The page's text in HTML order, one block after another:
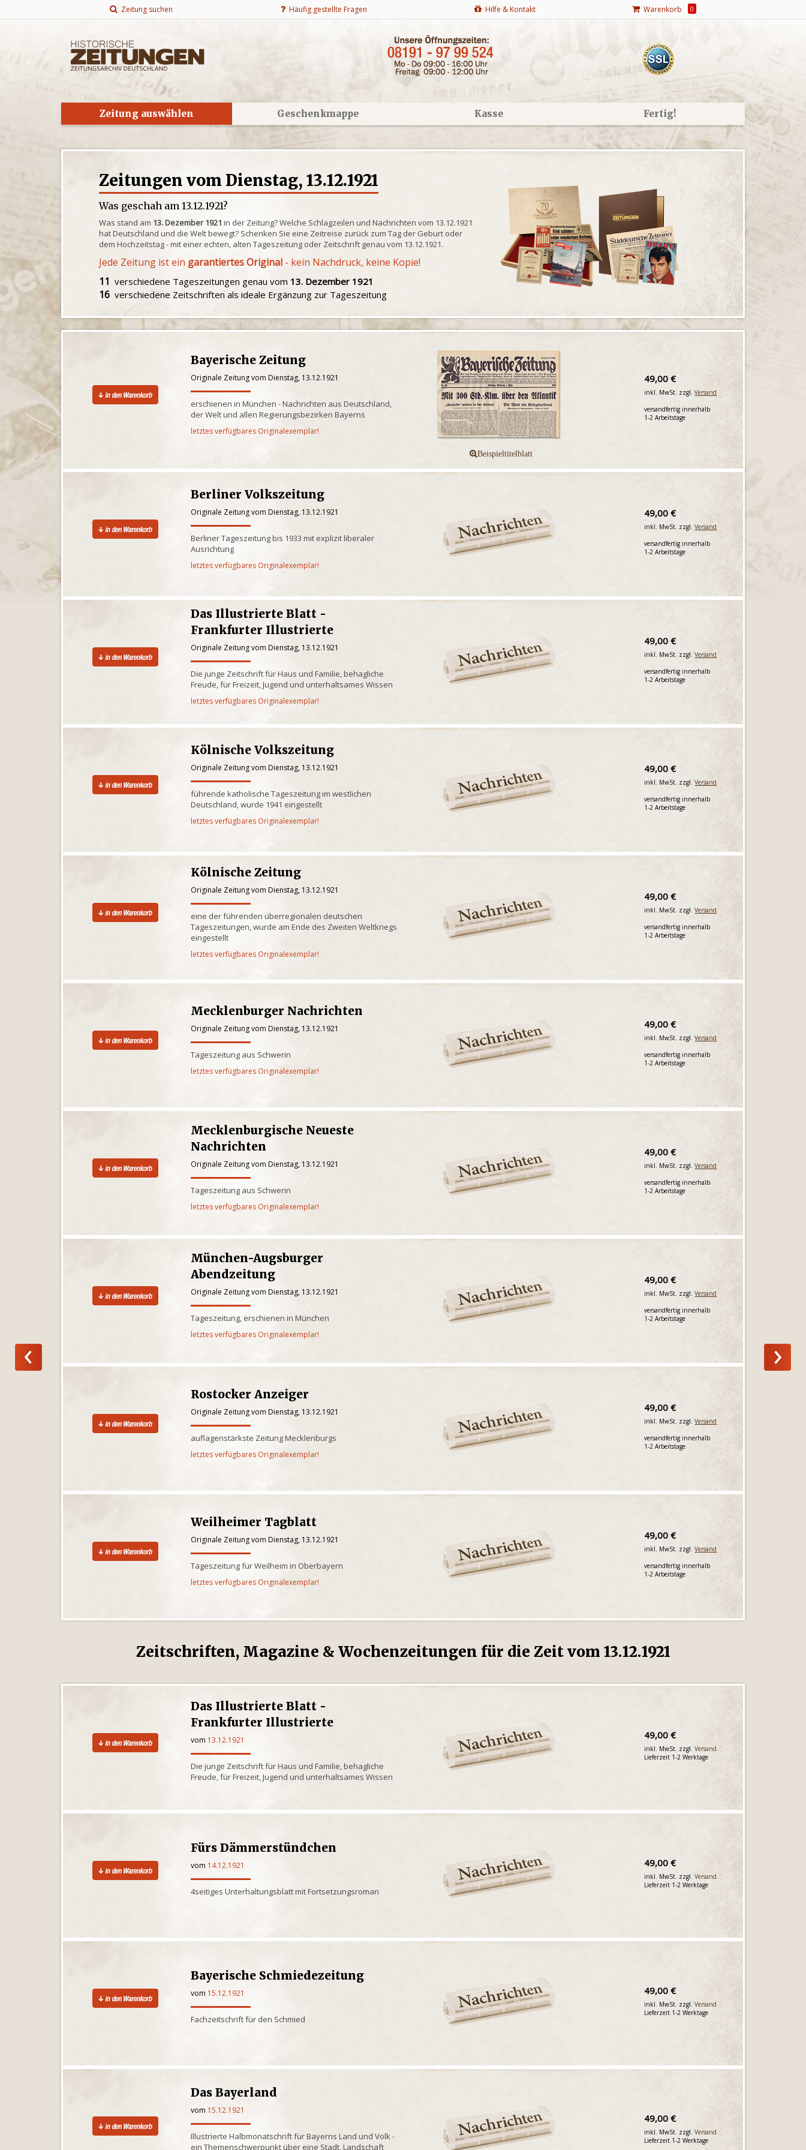
Zeitung suchen Häufig gestellte Fragen Hilfe & Kontakt Warenkorb 0
Zeitung auswählen Geschenkmappe Kasse Fertig!
Zeitungen vom Dienstag, 13.12.1921
Was geschah am 13.12.1921?
Was stand am 13. Dezember 1921 in der Zeitung? Welche Schlagzeilen und Nachrichten vom 13.12.1921
hat Deutschland und die Welt bewegt? Schenken Sie eine Zeitreise zurück zum Tag der Geburt oder
dem Hochzeitstag - mit einer echten, alten Tageszeitung oder Zeitschrift genau vom 13.12.1921.
Jede Zeitung ist ein garantiertes Original - kein Nachdruck, keine Kopie!
11 verschiedene Tageszeitungen genau vom 13. Dezember 1921
16 verschiedene Zeitschriften als ideale Ergänzung zur Tageszeitung
Bayerische Zeitung
Originale Zeitung vom Dienstag, 13.12.1921
erschienen in München - Nachrichten aus Deutschland,
der Welt und allen Regierungsbezirken Bayerns
letztes verfügbares Originalexemplar!
49,00 €
inkl. MwSt. zzgl.Versand
versandfertig innerhalb
1-2 Arbeitstage
Berliner Volkszeitung
Originale Zeitung vom Dienstag, 13.12.1921
Berliner Tageszeitung bis 1933 mit explizit liberaler
Ausrichtung
letztes verfügbares Originalexemplar!
49,00 €
inkl. MwSt. zzgl.Versand
versandfertig innerhalb
1-2 Arbeitstage
Das Illustrierte Blatt -
Frankfurter Illustrierte
Originale Zeitung vom Dienstag, 13.12.1921
Die junge Zeitschrift für Haus und Familie, behagliche
Freude, für Freizeit, Jugend und unterhaltsames Wissen
letztes verfügbares Originalexemplar!
49,00 €
inkl. MwSt. zzgl.Versand
versandfertig innerhalb
1-2 Arbeitstage
Kölnische Volkszeitung
Originale Zeitung vom Dienstag, 13.12.1921
führende katholische Tageszeitung im westlichen
Deutschland, wurde 1941 eingestellt
letztes verfügbares Originalexemplar!
49,00 €
inkl. MwSt. zzgl.Versand
versandfertig innerhalb
1-2 Arbeitstage
Kölnische Zeitung
Originale Zeitung vom Dienstag, 13.12.1921
eine der führenden überregionalen deutschen
Tageszeitungen, wurde am Ende des Zweiten Weltkriegs
eingestellt
letztes verfügbares Originalexemplar!
49,00 €
inkl. MwSt. zzgl.Versand
versandfertig innerhalb
1-2 Arbeitstage
Mecklenburger Nachrichten
Originale Zeitung vom Dienstag, 13.12.1921
Tageszeitung aus Schwerin
letztes verfügbares Originalexemplar!
49,00 €
inkl. MwSt. zzgl.Versand
versandfertig innerhalb
1-2 Arbeitstage
Mecklenburgische Neueste
Nachrichten
Originale Zeitung vom Dienstag, 13.12.1921
Tageszeitung aus Schwerin
letztes verfügbares Originalexemplar!
49,00 €
inkl. MwSt. zzgl.Versand
versandfertig innerhalb
1-2 Arbeitstage
München-Augsburger
Abendzeitung
Originale Zeitung vom Dienstag, 13.12.1921
Tageszeitung, erschienen in München
letztes verfügbares Originalexemplar!
49,00 €
inkl. MwSt. zzgl.Versand
versandfertig innerhalb
1-2 Arbeitstage
Rostocker Anzeiger
Originale Zeitung vom Dienstag, 13.12.1921
auflagenstärkste Zeitung Mecklenburgs
letztes verfügbares Originalexemplar!
49,00 €
inkl. MwSt. zzgl.Versand
versandfertig innerhalb
1-2 Arbeitstage
Weilheimer Tagblatt
Originale Zeitung vom Dienstag, 13.12.1921
Tageszeitung für Weilheim in Oberbayern
letztes verfügbares Originalexemplar!
49,00 €
inkl. MwSt. zzgl.Versand
versandfertig innerhalb
1-2 Arbeitstage
Zeitschriften, Magazine & Wochenzeitungen für die Zeit vom 13.12.1921
Das Illustrierte Blatt -
Frankfurter Illustrierte
vom 13.12.1921
Die junge Zeitschrift für Haus und Familie, behagliche
Freude, für Freizeit, Jugend und unterhaltsames Wissen
49,00 €
inkl. MwSt. zzgl.Versand
Lieferzeit 1-2 Werktage
Fürs Dämmerstündchen
vom 14.12.1921
4seitiges Unterhaltungsblatt mit Fortsetzungsroman
49,00 €
inkl. MwSt. zzgl.Versand
Lieferzeit 1-2 Werktage
Bayerische Schmiedezeitung
vom 15.12.1921
Fachzeitschrift für den Schmied
49,00 €
inkl. MwSt. zzgl.Versand
Lieferzeit 1-2 Werktage
Das Bayerland
vom 15.12.1921
Illustrierte Halbmonatschrift für Bayerns Land und Volk -
ein Themenschwerpunkt über eine Stadt, Landschaft
49,00 €
inkl. MwSt. zzgl.Versand
Lieferzeit 1-2 Werktage